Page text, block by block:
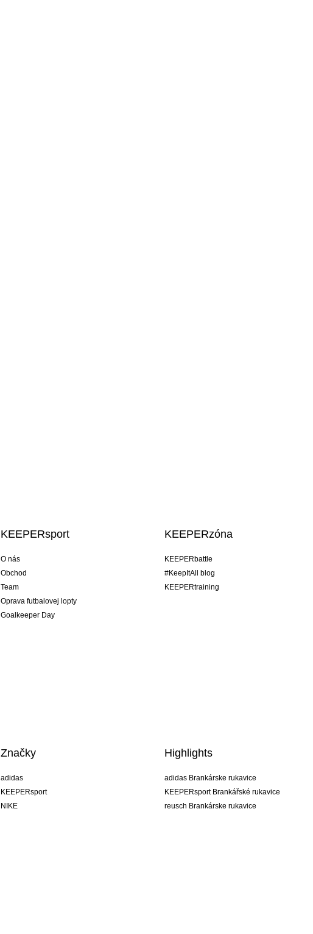
KEEPERsport
O nás
Obchod
Team
Oprava futbalovej lopty
Goalkeeper Day
KEEPERzóna
KEEPERbattle
#KeepItAll blog
KEEPERtraining
Značky
adidas
KEEPERsport
NIKE
Highlights
adidas Brankárske rukavice
KEEPERsport Brankářské rukavice
reusch Brankárske rukavice